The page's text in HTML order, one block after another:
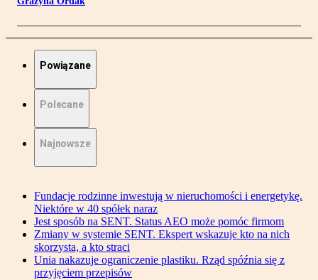
Powiązane
Polecane
Najnowsze
Fundacje rodzinne inwestują w nieruchomości i energetykę.
Niektóre w 40 spółek naraz
Jest sposób na SENT. Status AEO może pomóc firmom
Zmiany w systemie SENT. Ekspert wskazuje kto na nich
skorzysta, a kto straci
Unia nakazuje ograniczenie plastiku. Rząd spóźnia się z
przyjęciem przepisów